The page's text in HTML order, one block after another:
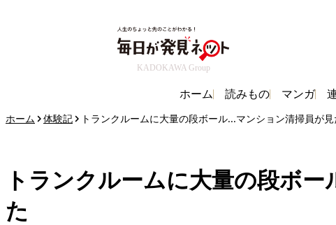
KADOKAWA Group
ホーム 読みもの マンガ
ホーム 体験記 トランクルームに大量の段ボール...マンション清掃員が
トランクルームに大量の段ボ
た